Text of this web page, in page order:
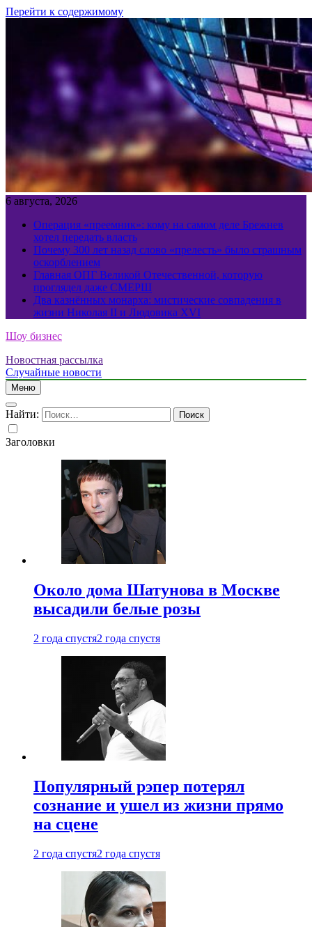
Перейти к содержимому
6 августа, 2026
Операция «преемник»: кому на самом деле Брежнев
хотел передать власть
Почему 300 лет назад слово «прелесть» было страшным
оскорблением
Главная ОПГ Великой Отечественной, которую
проглядел даже СМЕРШ
Два казнённых монарха: мистические совпадения в
жизни Николая II и Людовика XVI
Шоу бизнес
Новостная рассылка
Случайные новости
Меню
Найти:
Заголовки
Около дома Шатунова в Москве
высадили белые розы
2 года спустя2 года спустя
Популярный рэпер потерял
сознание и ушел из жизни прямо
на сцене
2 года спустя2 года спустя